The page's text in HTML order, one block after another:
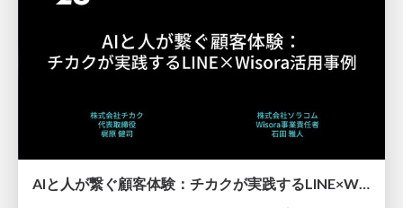
AIと人が繋ぐ顧客体験：チカクが実践するLINE×Wisora活用事例【SORACOM Discovery 2026】